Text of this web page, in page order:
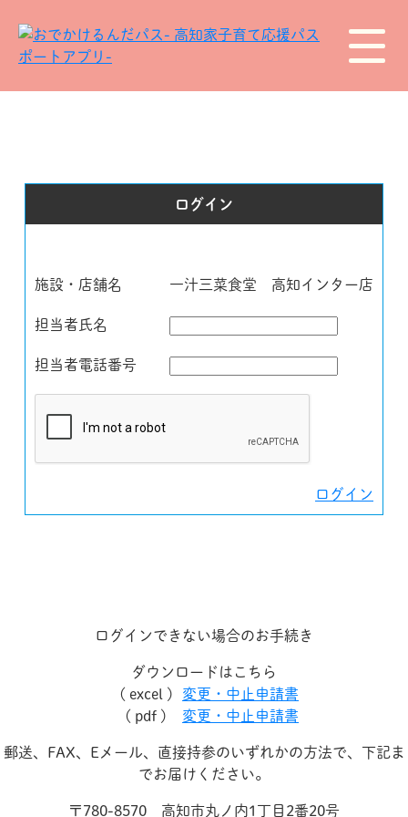
ログイン
施設・店舗名 一汁三菜食堂 高知インター店
担当者氏名
担当者電話番号
ログイン
ログインできない場合のお手続き
ダウンロードはこちら
( excel )
変更・中止申請書
( pdf )
変更・中止申請書
郵送、FAX、Eメール、直接持参のいずれかの方法で、下記ま
でお届けください。
〒780-8570 高知市丸ノ内1丁目2番20号